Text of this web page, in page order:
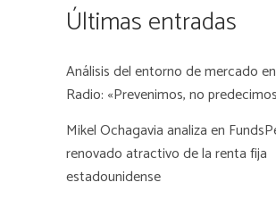
Últimas entradas
Análisis del entorno de mercado
Radio: «Prevenimos, no
Mikel Ochagavia analiza en
renovado atractivo de la renta fija
estadounidense